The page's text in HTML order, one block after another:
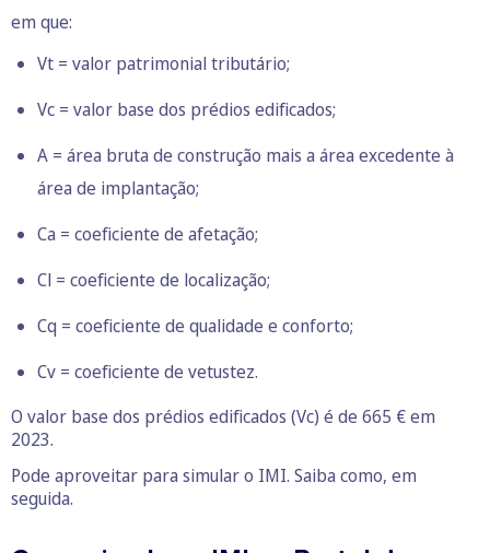
em que:
Vt = valor patrimonial tributário;
Vc = valor base dos prédios edificados;
A = área bruta de construção mais a área excedente à
área de implantação;
Ca = coeficiente de afetação;
Cl = coeficiente de localização;
Cq = coeficiente de qualidade e conforto;
Cv = coeficiente de vetustez.
O valor base dos prédios edificados (Vc) é de 665 € em
2023.
Pode aproveitar para simular o IMI. Saiba como, em
seguida.